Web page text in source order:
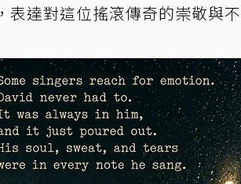
表達對這位搖滾傳奇的崇敬與不